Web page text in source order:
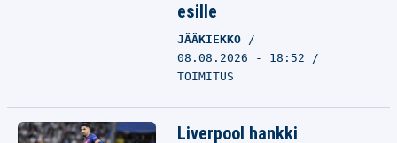
esille
JÄÄKIEKKO
08.08.2026 - 18:52
TOIMITUS
Liverpool hankki